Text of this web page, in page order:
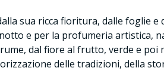
sua ricca fioritura, dalle foglie
e per la profumeria artistica,
dal fiore al frutto, verde e poi
delle tradizioni, della